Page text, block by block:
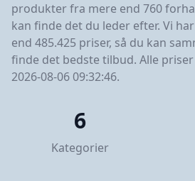
produkter fra mere end 760
kan finde det du leder efter. Vi
end 485.425 priser, så du kan
finde det bedste tilbud. Alle
2026-08-06 09:32:46.
6
Kategorier